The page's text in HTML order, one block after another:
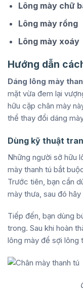
Lông mày chữ
Lông mày rồng
Lông mày xoáy
Hướng dẫn
Dáng lông mày
mặt vừa đem lại
hữu cặp chân mày
thể thay đổi dáng
Dùng kỹ thuật
Những người sở hữu
mày thanh tú bắt
Trước tiên, bạn cần
mày thưa, sau đó
Tiếp đến, bạn dùng
trong. Sau khi hoàn
lông mày để sợi lông